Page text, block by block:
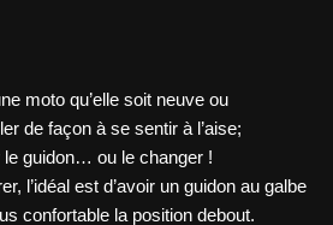
moto qu’elle soit neuve ou
de façon à se sentir à l’aise;
guidon… ou le changer !
l’idéal est d’avoir un guidon au galbe
confortable la position debout.